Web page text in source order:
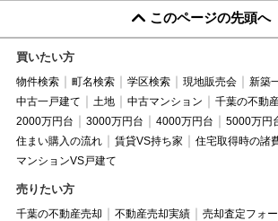
このページの先頭へ
買いたい方
物件検索 町名検索 学区検索 現地販売会
新築
中古一戸建て
土地 中古マンション 千葉の不動
2000万円台
3000万円台 4000万円台
5000万円
住まい購入の流れ
賃貸VS持ち家
住宅取得時の諸
マンションVS戸建て
売りたい方
千葉の不動産売却 不動産売却実績 売却査定フォ